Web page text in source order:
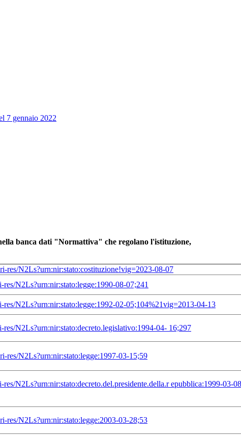
7 gennaio 2022
banca dati "Normattiva" che regolano l'istituzione,
res/N2Ls?urn:nir:stato:costituzione!vig=2023-08-07
N2Ls?urn:nir:stato:legge:1990-08-07;241
N2Ls?urn:nir:stato:legge:1992-02-05;104%21vig=2013-04-13
N2Ls?urn:nir:stato:decreto.legislativo:1994-04- 16;297
res/N2Ls?urn:nir:stato:legge:1997-03-15;59
N2Ls?urn:nir:stato:decreto.del.presidente.della.r epubblica:1999-03-
res/N2Ls?urn:nir:stato:legge:2003-03-28;53